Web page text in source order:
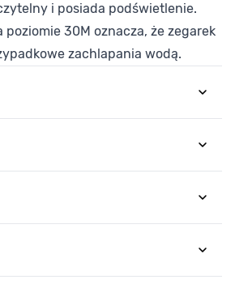
i posiada podświetlenie.
poziomie 30M oznacza, że zegarek
zachlapania wodą.